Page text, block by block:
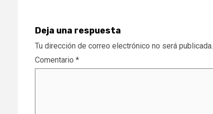
Deja una respuesta
Tu dirección de correo electrónico no será publicada.
Comentario *